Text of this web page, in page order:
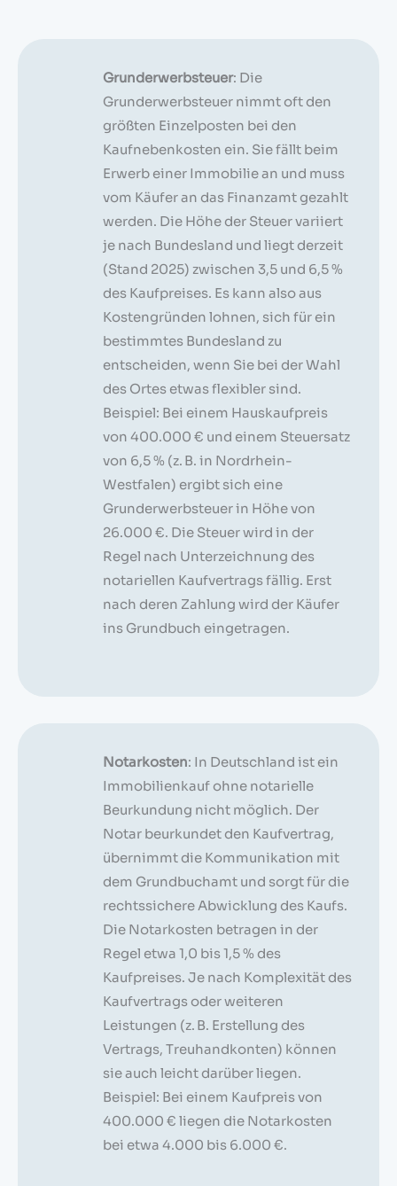
Grunderwerbsteuer: Die
Grunderwerbsteuer nimmt oft den
größten Einzelposten bei den
Kaufnebenkosten ein. Sie fällt beim
Erwerb einer Immobilie an und muss
vom Käufer an das Finanzamt gezahlt
werden. Die Höhe der Steuer variiert
je nach Bundesland und liegt derzeit
(Stand 2025) zwischen 3,5 und 6,5 %
des Kaufpreises. Es kann also aus
Kostengründen lohnen, sich für ein
bestimmtes Bundesland zu
entscheiden, wenn Sie bei der Wahl
des Ortes etwas flexibler sind.
Beispiel: Bei einem Hauskaufpreis
von 400.000 € und einem Steuersatz
von 6,5 % (z. B. in Nordrhein-
Westfalen) ergibt sich eine
Grunderwerbsteuer in Höhe von
26.000 €. Die Steuer wird in der
Regel nach Unterzeichnung des
notariellen Kaufvertrags fällig. Erst
nach deren Zahlung wird der Käufer
ins Grundbuch eingetragen.
Notarkosten: In Deutschland ist ein
Immobilienkauf ohne notarielle
Beurkundung nicht möglich. Der
Notar beurkundet den Kaufvertrag,
übernimmt die Kommunikation mit
dem Grundbuchamt und sorgt für die
rechtssichere Abwicklung des Kaufs.
Die Notarkosten betragen in der
Regel etwa 1,0 bis 1,5 % des
Kaufpreises. Je nach Komplexität des
Kaufvertrags oder weiteren
Leistungen (z. B. Erstellung des
Vertrags, Treuhandkonten) können
sie auch leicht darüber liegen.
Beispiel: Bei einem Kaufpreis von
400.000 € liegen die Notarkosten
bei etwa 4.000 bis 6.000 €.